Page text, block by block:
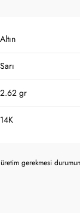
Altın
Sarı
2.62 gr
14K
gerekmesi